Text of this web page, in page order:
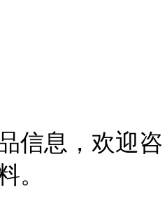
信息，欢迎咨
。